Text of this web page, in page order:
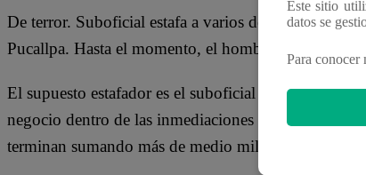
De terror. Suboficial estafa a varios de sus colegas
Pucallpa. Hasta el momento, el hombre acumula
El supuesto estafador es el suboficial Jarol
negocio dentro de las inmediaciones del penal
terminan sumando más de medio millón de soles.
Este sitio
datos se
Para conocer